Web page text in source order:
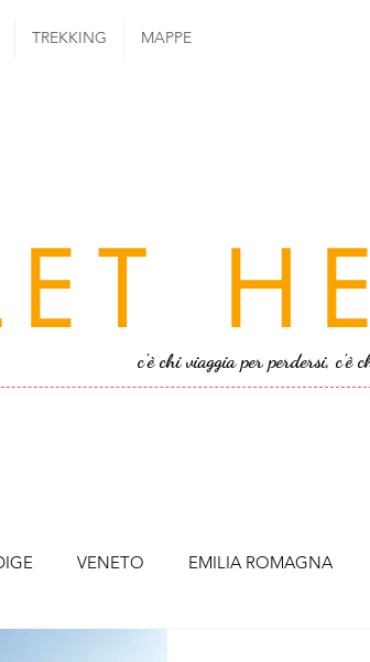
TREKKING MAPPE
c'è chi viaggia per perdersi, c'è
VENETO EMILIA ROMAGNA